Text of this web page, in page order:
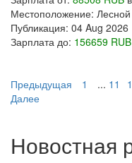
Местоположение:
Публикация: 04 Aug 2026
Зарплата до: 156659 RUB
Предыдущая 1 ... 11
Далее
Новостная